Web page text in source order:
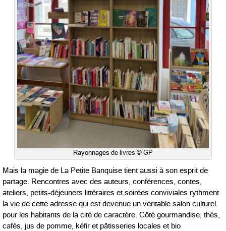
Rayonnages de livres © GP
Mais la magie de La Petite Banquise tient aussi à son esprit de
partage. Rencontres avec des auteurs, conférences, contes,
ateliers, petits-déjeuners littéraires et soirées conviviales rythment
la vie de cette adresse qui est devenue un véritable salon culturel
pour les habitants de la cité de caractère. Côté gourmandise, thés,
cafés, jus de pomme, kéfir et pâtisseries locales et bio